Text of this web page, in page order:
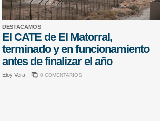
DESTACAMOS
El CATE de El Matorral,
terminado y en funcionamiento
antes de finalizar el año
Eloy Vera 0 COMENTARIOS